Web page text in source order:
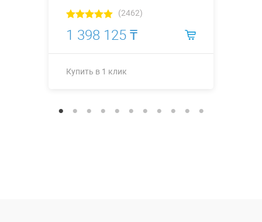
(2462)
1 398 125 ₸
Купить в 1 клик